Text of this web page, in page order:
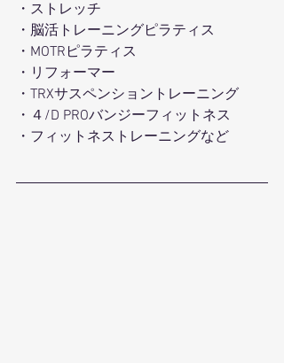
・ストレッチ
・脳活トレーニングピラティス
・MOTRピラティス
・リフォーマー
・TRXサスペンショントレーニング
・４/D PROバンジーフィットネス
・フィットネストレーニングなど